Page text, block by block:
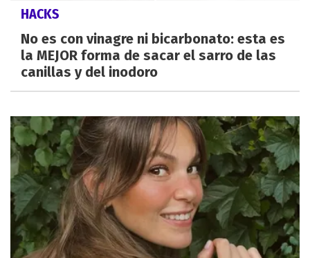
HACKS
No es con vinagre ni bicarbonato: esta es
la MEJOR forma de sacar el sarro de las
canillas y del inodoro